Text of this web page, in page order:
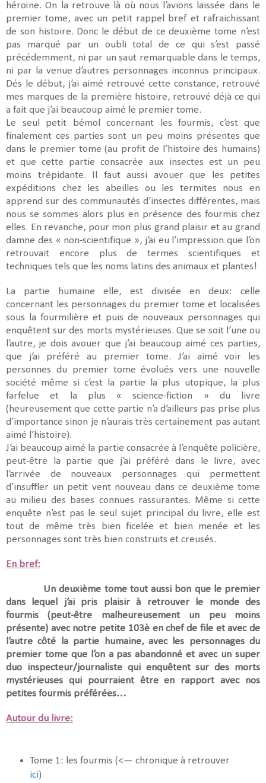
héroïne. On la retrouve là où nous l’avions laissée dans le
premier tome, avec un petit rappel bref et rafraichissant
de son histoire. Donc le début de ce deuxième tome n’est
pas marqué par un oubli total de ce qui s’est passé
précédemment, ni par un saut remarquable dans le temps,
ni par la venue d’autres personnages inconnus principaux.
Dés le début, j’ai aimé retrouvé cette constance, retrouvé
mes marques de la première histoire, retrouvé déjà ce qui
a fait que j’ai beaucoup aimé le premier tome.
Le seul petit bémol concernant les fourmis, c’est que
finalement ces parties sont un peu moins présentes que
dans le premier tome (au profit de l’histoire des humains)
et que cette partie consacrée aux insectes est un peu
moins trépidante. Il faut aussi avouer que les petites
expéditions chez les abeilles ou les termites nous en
apprend sur des communautés d’insectes différentes, mais
nous se sommes alors plus en présence des fourmis chez
elles. En revanche, pour mon plus grand plaisir et au grand
damne des « non-scientifique », j’ai eu l’impression que l’on
retrouvait encore plus de termes scientifiques et
techniques tels que les noms latins des animaux et plantes!
La partie humaine elle, est divisée en deux: celle
concernant les personnages du premier tome et localisées
sous la fourmilière et puis de nouveaux personnages qui
enquêtent sur des morts mystérieuses. Que se soit l’une ou
l’autre, je dois avouer que j’ai beaucoup aimé ces parties,
que j’ai préféré au premier tome. J’ai aimé voir les
personnes du premier tome évolués vers une nouvelle
société même si c’est la partie la plus utopique, la plus
farfelue et la plus « science-fiction » du livre
(heureusement que cette partie n’a d’ailleurs pas prise plus
d’importance sinon je n’aurais très certainement pas autant
aimé l’histoire).
J’ai beaucoup aimé la partie consacrée à l’enquête policière,
peut-être la partie que j’ai préféré dans le livre, avec
l’arrivée de nouveaux personnages qui permettent
d’insuffler un petit vent nouveau dans ce deuxième tome
au milieu des bases connues rassurantes. Même si cette
enquête n’est pas le seul sujet principal du livre, elle est
tout de même très bien ficelée et bien menée et les
personnages sont très bien construits et creusés.
En bref:
Un deuxième tome tout aussi bon que le premier
dans lequel j’ai pris plaisir à retrouver le monde des
fourmis (peut-être malheureusement un peu moins
présente) avec notre petite 103è en chef de file et avec de
l’autre côté la partie humaine, avec les personnages du
premier tome que l’on a pas abandonné et avec un super
duo inspecteur/journaliste qui enquêtent sur des morts
mystérieuses qui pourraient être en rapport avec nos
petites fourmis préférées…
Autour du livre:
Tome 1: les fourmis (<— chronique à retrouver
ici)